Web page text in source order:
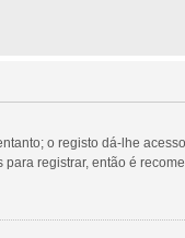
o registo dá-lhe
registrar, então é